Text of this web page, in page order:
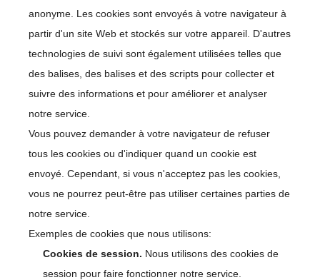
anonyme. Les cookies sont envoyés à votre navigateur à
partir d'un site Web et stockés sur votre appareil. D'autres
technologies de suivi sont également utilisées telles que
des balises, des balises et des scripts pour collecter et
suivre des informations et pour améliorer et analyser
notre service.
Vous pouvez demander à votre navigateur de refuser
tous les cookies ou d'indiquer quand un cookie est
envoyé. Cependant, si vous n'acceptez pas les cookies,
vous ne pourrez peut-être pas utiliser certaines parties de
notre service.
Exemples de cookies que nous utilisons:
Cookies de session. Nous utilisons des cookies de
session pour faire fonctionner notre service.